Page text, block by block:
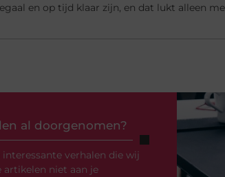
en op tijd klaar zijn, en dat lukt alleen
al doorgenomen?
verhalen die wij
artikelen niet aan je